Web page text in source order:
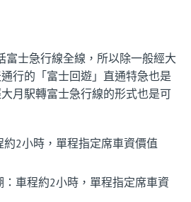
富士急行線全線，所以除一般經大
行的「富士回遊」直通特急也是
月駅轉富士急行線的形式也是可
2小時，單程指定席車資價值
車程約2小時，單程指定席車資